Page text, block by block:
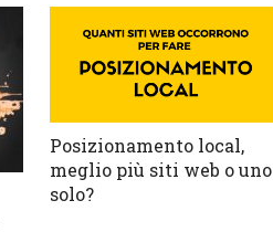
Posizionamento local,
meglio più siti web o uno
solo?